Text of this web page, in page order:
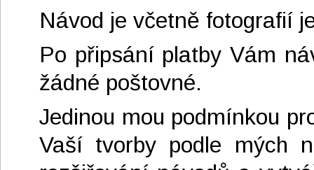
Návod je včetně fotografií
Po připsání platby Vám
žádné poštovné.
Jedinou mou podmínkou
Vaší tvorby podle mých